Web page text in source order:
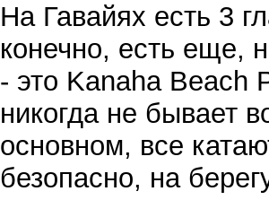
На Гавайях есть 3
конечно, есть еще,
- это Kanaha Beach
никогда не бывает
основном, все
безопасно, на